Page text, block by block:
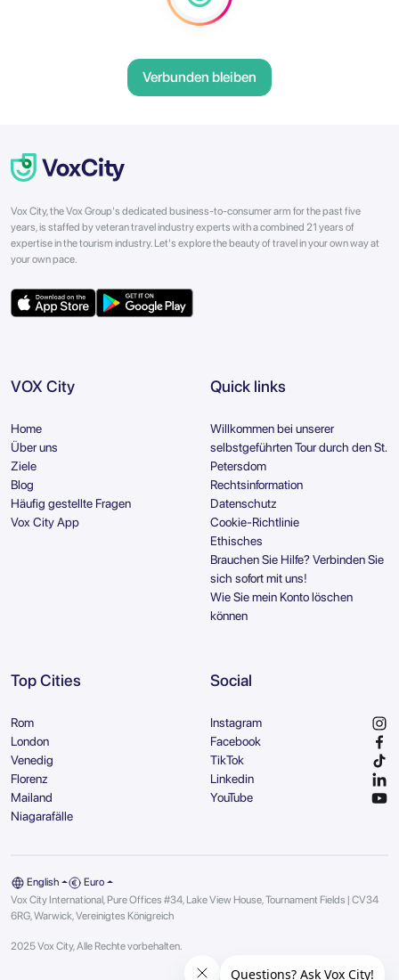
Verbunden bleiben
Vox City, the Vox Group's dedicated business-to-consumer arm for the past five
years, is staffed by veteran travel industry experts with a combined 21 years of
expertise in the tourism industry. Let's explore the beauty of travel in your own way at
your own pace.
VOX City
Home
Über uns
Ziele
Blog
Häufig gestellte Fragen
Vox City App
Quick links
Willkommen bei unserer
selbstgeführten Tour durch den St.
Petersdom
Rechtsinformation
Datenschutz
Cookie-Richtlinie
Ethisches
Brauchen Sie Hilfe? Verbinden Sie
sich sofort mit uns!
Wie Sie mein Konto löschen
können
Top Cities
Rom
London
Venedig
Florenz
Mailand
Niagarafälle
Social
Instagram
Facebook
TikTok
Linkedin
YouTube
English
Euro
Vox City International, Pure Offices #34, Lake View House, Tournament Fields | CV34
6RG, Warwick, Vereinigtes Königreich
2025 Vox City, Alle Rechte vorbehalten.